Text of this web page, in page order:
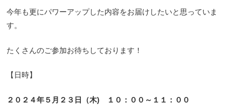
今年も更にパワーアップした内容をお届けしたいと思っていま
す。
たくさんのご参加お待ちしております！
【日時】
２０２４年５月２３日（木) １０：００～１１：００